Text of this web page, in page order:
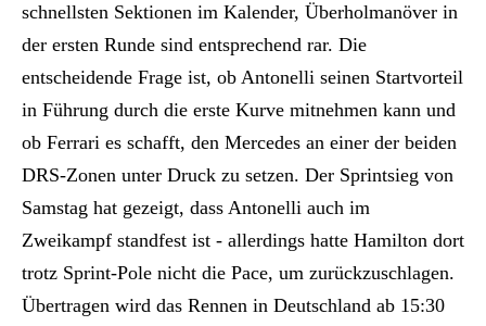
schnellsten Sektionen im Kalender, Überholmanöver in
der ersten Runde sind entsprechend rar. Die
entscheidende Frage ist, ob Antonelli seinen Startvorteil
in Führung durch die erste Kurve mitnehmen kann und
ob Ferrari es schafft, den Mercedes an einer der beiden
DRS-Zonen unter Druck zu setzen. Der Sprintsieg von
Samstag hat gezeigt, dass Antonelli auch im
Zweikampf standfest ist - allerdings hatte Hamilton dort
trotz Sprint-Pole nicht die Pace, um zurückzuschlagen.
Übertragen wird das Rennen in Deutschland ab 15:30